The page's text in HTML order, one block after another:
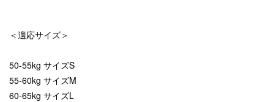
＜適応サイズ＞
50-55kg サイズS
55-60kg サイズM
60-65kg サイズL